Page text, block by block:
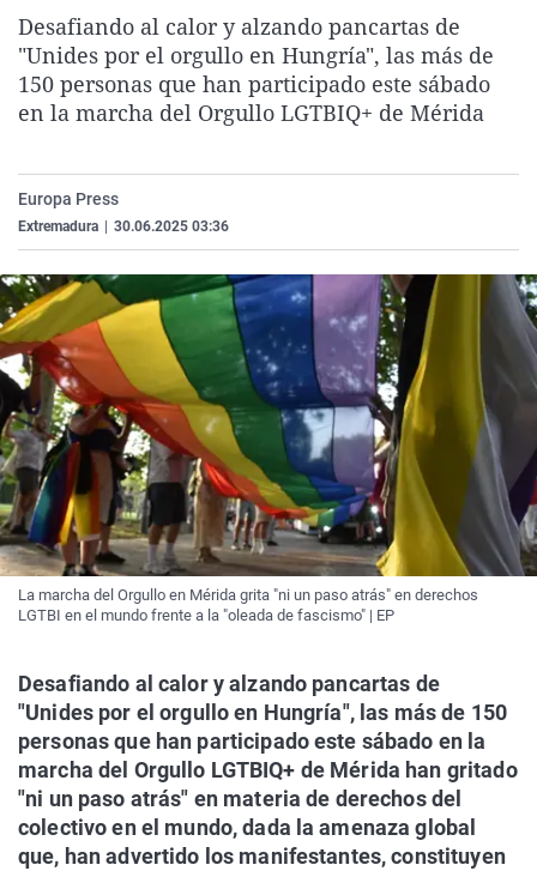
La rosa de los vientos
Gente viajera
Como el perro y el
Caso
Retornados
Equipo de
Extremadura
Galicia
La Rioja
Virales
Televisión
Elecciones
Desafiando al calor y alzando pancartas de
"Unides por el orgullo en Hungría", las más de
150 personas que han participado este sábado
en la marcha del Orgullo LGTBIQ+ de Mérida
Europa Press
Extremadura 30.06.2025 03:36
La marcha del Orgullo en Mérida grita "ni un paso atrás" en derechos
LGTBI en el mundo frente a la "oleada de fascismo" | EP
Desafiando al calor y alzando pancartas de
"Unides por el orgullo en Hungría", las más de 150
personas que han participado este sábado en la
marcha del Orgullo LGTBIQ+ de Mérida han gritado
"ni un paso atrás" en materia de derechos del
colectivo en el mundo, dada la amenaza global
que, han advertido los manifestantes, constituyen